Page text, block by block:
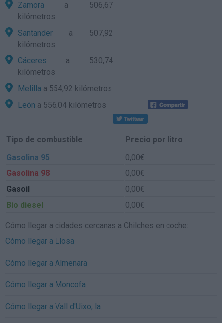
Zamora a 506,67
kilómetros
Santander a 507,92
kilómetros
Cáceres a 530,74
kilómetros
Melilla a 554,92 kilómetros
León a 556,04 kilómetros
Tipo de combustible
Precio por litro
Gasolina 95
0,00€
Gasolina 98
0,00€
Gasoil
0,00€
Bio diesel
0,00€
Cómo llegar a cidades cercanas a Chilches en coche:
Cómo llegar a Llosa
Cómo llegar a Almenara
Cómo llegar a Moncofa
Cómo llegar a Vall d'Uixo, la